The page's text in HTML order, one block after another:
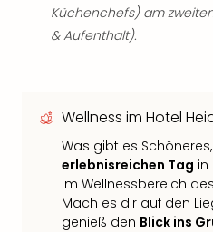
Küchenchefs) am
& Aufenthalt).
Wellness im Hotel
Was gibt es
erlebnisreichen Tag in
im Wellnessbereich
Mach es dir auf den
genieß den Blick ins